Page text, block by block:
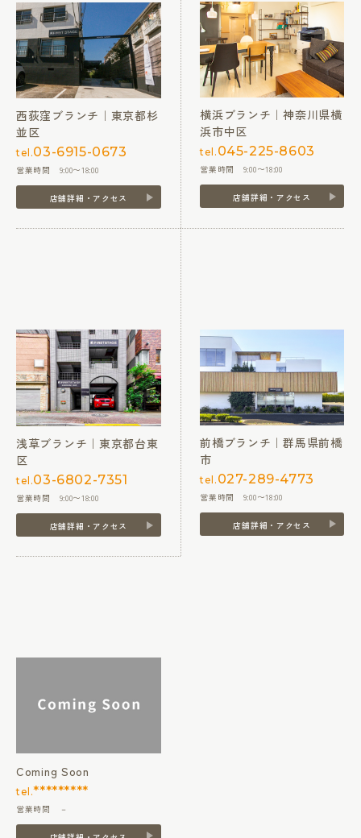
西荻窪ブランチ｜東京都杉
並区
tel.03-6915-0673
営業時間 9:00〜18:00
店舗詳細・アクセス
横浜ブランチ｜神奈川県横
浜市中区
tel. 045-225-8603
営業時間 9:00〜18:00
店舗詳細・アクセス
浅草ブランチ｜東京都台東
区
tel.03-6802-7351
営業時間 9:00〜18:00
店舗詳細・アクセス
前橋ブランチ｜群馬県前橋
市
tel. 027-289-4773
営業時間 9:00〜18:00
店舗詳細・アクセス
Coming Soon
tel.*********
営業時間 －